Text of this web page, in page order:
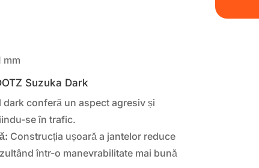
mm
Suzuka Dark
dark conferă un aspect agresiv și
se în trafic.
Construcția ușoară a jantelor reduce
într-o manevrabilitate mai bună